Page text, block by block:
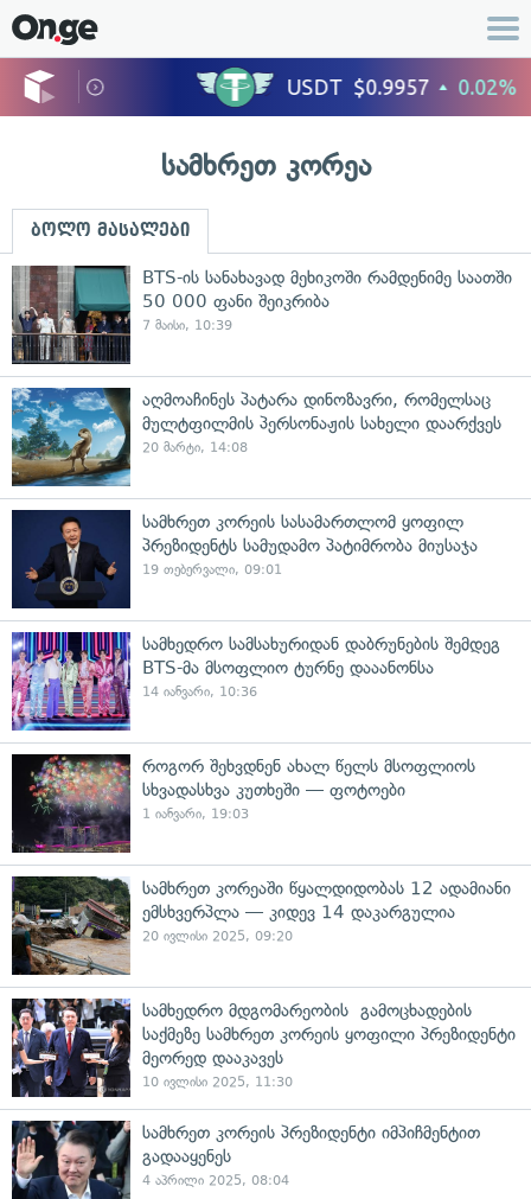
სამხრეთ კორეა
ბოლო მასალები
BTS-ის სანახავად მეხიკოში რამდენიმე საათში
50 000 ფანი შეიკრიბა
7 მაისი, 10:39
აღმოაჩინეს პატარა დინოზავრი, რომელსაც
მულტფილმის პერსონაჟის სახელი დაარქვეს
20 მარტი, 14:08
სამხრეთ კორეის სასამართლომ ყოფილ
პრეზიდენტს სამუდამო პატიმრობა მიუსაჯა
19 თებერვალი, 09:01
სამხედრო სამსახურიდან დაბრუნების შემდეგ
BTS-მა მსოფლიო ტურნე დააანონსა
14 იანვარი, 10:36
როგორ შეხვდნენ ახალ წელს მსოფლიოს
სხვადასხვა კუთხეში — ფოტოები
1 იანვარი, 19:03
სამხრეთ კორეაში წყალდიდობას 12 ადამიანი
ემსხვერპლა — კიდევ 14 დაკარგულია
20 ივლისი 2025, 09:20
სამხედრო მდგომარეობის გამოცხადების
საქმეზე სამხრეთ კორეის ყოფილი პრეზიდენტი
მეორედ დააკავეს
10 ივლისი 2025, 11:30
სამხრეთ კორეის პრეზიდენტი იმპიჩმენტით
გადააყენეს
4 აპრილი 2025, 08:04